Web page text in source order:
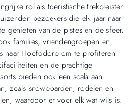
rol als toeristische trekpleister
bezoekers die elk jaar naar
genieten van de pistes en de sfeer.
families, vriendengroepen en
naar Hoofddorp om te profiteren
en de prachtige
bieden ook een scala aan
zoals snowboarden, rodelen en
waardoor er voor elk wat wils is.